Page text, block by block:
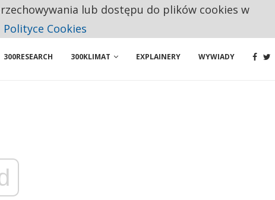
PRACY
300RESEARCH 300KLIMAT EXPLAINERY WYWIADY
lub dostępu do plików cookies w
Polityce Cookies